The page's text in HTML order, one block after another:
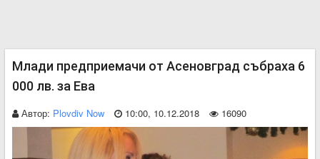
Млади предприемачи от Асеновград събраха 6
000 лв. за Ева
Автор: Plovdiv Now 10:00, 10.12.2018 16090